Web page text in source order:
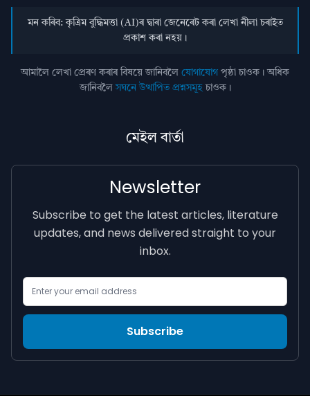
মন কৰিব: কৃত্ৰিম বুদ্ধিমত্তা (AI)ৰ দ্বাৰা জেনেৰেট কৰা লেখা নীলা চৰাইত
প্ৰকাশ কৰা নহয়।
আমালৈ লেখা প্ৰেৰণ কৰাৰ বিষয়ে জানিবলৈ যোগাযোগ পৃষ্ঠা চাওক। অধিক
জানিবলৈসঘনে উত্থাপিত প্ৰশ্নসমূহচাওক।
মেইল বাৰ্তা
Newsletter
Subscribe to get the latest articles, literature
updates, and news delivered straight to your
inbox.
Subscribe